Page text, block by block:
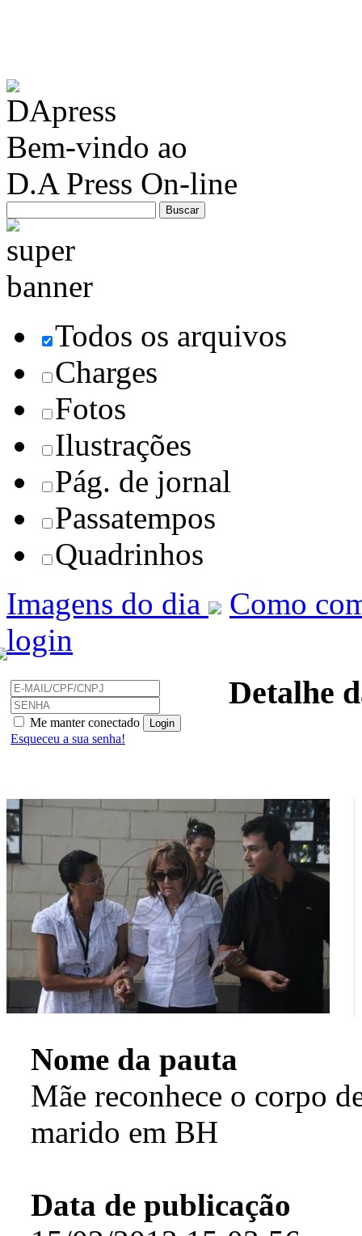
Bem-vindo ao
D.A Press On-line
Todos os arquivos
Charges
Fotos
Ilustrações
Pág. de jornal
Passatempos
Quadrinhos
Imagens do dia
Como
login
Me manter conectado
Esqueceu a sua senha!
Detalhe
Nome da pauta
Mãe reconhece o corpo
marido em BH
Data de publicação